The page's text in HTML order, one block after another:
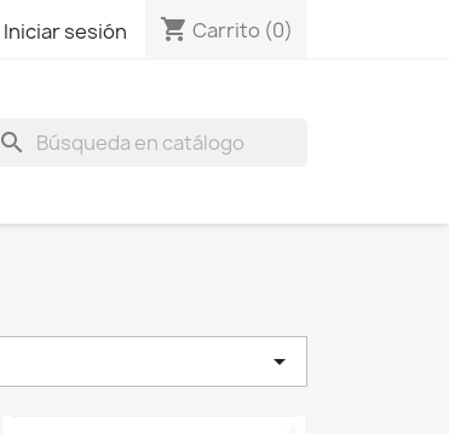
Iniciar sesión shopping_cart Carrito (0)
search
